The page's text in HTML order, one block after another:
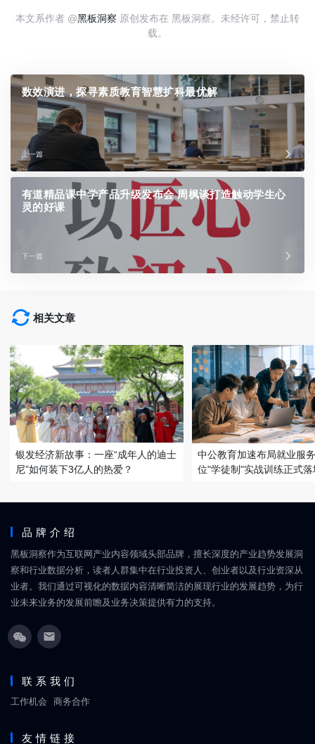
本文系作者 @黑板洞察 原创发布在 黑板洞察。未经许可，禁止转
载。
数效演进，探寻素质教育智慧扩科最优解
上一篇
有道精品课中学产品升级发布会 周枫谈打造触动学生心
灵的好课
下一篇
相关文章
银发经济新故事：一座“成年人的迪士
尼”如何装下3亿人的热爱？
中公教育加速布局就业服
位"学徒制"实战训练正式落
品牌介绍
黑板洞察作为互联网产业内容领域头部品牌，擅长深度的产业趋势发展洞
察和行业数据分析，读者人群集中在行业投资人、创业者以及行业资深从
业者。我们通过可视化的数据内容清晰简洁的展现行业的发展趋势，为行
业未来业务的发展前瞻及业务决策提供有力的支持。
联系我们
工作机会 商务合作
友情链接